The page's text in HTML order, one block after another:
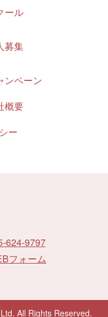
ール
募集
ンペーン
概要
ー
624-9797
フォーム
All Rights Reserved.